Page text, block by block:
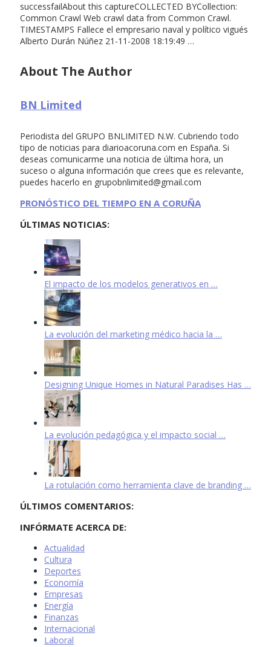
successfailAbout this captureCOLLECTED BYCollection:
Common Crawl Web crawl data from Common Crawl.
TIMESTAMPS Fallece el empresario naval y político vigués
Alberto Durán Núñez 21-11-2008 18:19:49 …
About The Author
BN Limited
Periodista del GRUPO BNLIMITED N.W. Cubriendo todo
tipo de noticias para diarioacoruna.com en España. Si
deseas comunicarme una noticia de última hora, un
suceso o alguna información que crees que es relevante,
puedes hacerlo en grupobnlimited@gmail.com
PRONÓSTICO DEL TIEMPO EN A CORUÑA
ÚLTIMAS NOTICIAS:
El impacto de los modelos generativos en …
La evolución del marketing médico hacia la …
Designing Unique Homes in Natural Paradises Has …
La evolución pedagógica y el impacto social …
La rotulación como herramienta clave de branding …
ÚLTIMOS COMENTARIOS:
INFÓRMATE ACERCA DE:
Actualidad
Cultura
Deportes
Economía
Empresas
Energía
Finanzas
Internacional
Laboral